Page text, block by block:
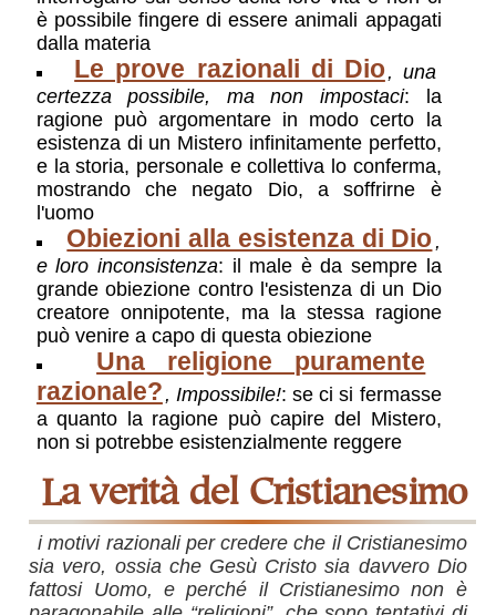
è possibile fingere di essere animali appagati
dalla materia
Le prove razionali di Dio, una
certezza possibile, ma non impostaci: la
ragione può argomentare in modo certo la
esistenza di un Mistero infinitamente perfetto,
e la storia, personale e collettiva lo conferma,
mostrando che negato Dio, a soffrirne è
l'uomo
Obiezioni alla esistenza di Dio ,
e loro inconsistenza: il male è da sempre la
grande obiezione contro l'esistenza di un Dio
creatore onnipotente, ma la stessa ragione
può venire a capo di questa obiezione
Una religione puramente
razionale? , Impossibile!: se ci si fermasse
a quanto la ragione può capire del Mistero,
non si potrebbe esistenzialmente reggere
La verità del Cristianesimo
i motivi razionali per credere che il Cristianesimo
sia vero, ossia che Gesù Cristo sia davvero Dio
fattosi Uomo, e perché il Cristianesimo non è